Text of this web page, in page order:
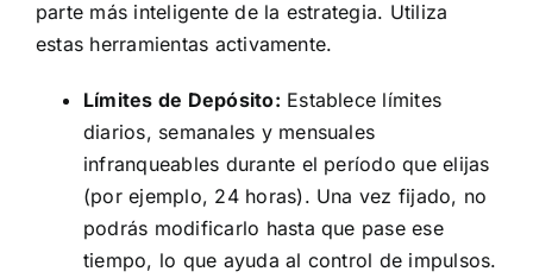
parte más inteligente de la estrategia. Utiliza
estas herramientas activamente.
Límites de Depósito: Establece límites
diarios, semanales y mensuales
infranqueables durante el período que elijas
(por ejemplo, 24 horas). Una vez fijado, no
podrás modificarlo hasta que pase ese
tiempo, lo que ayuda al control de impulsos.